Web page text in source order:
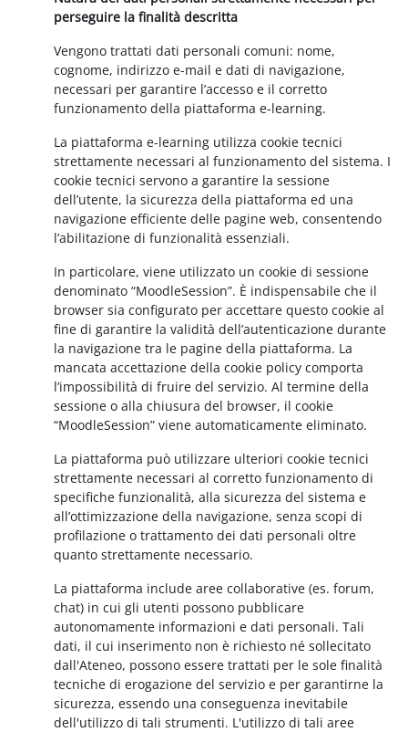
perseguire la finalità descritta
Vengono trattati dati personali comuni: nome,
cognome, indirizzo e-mail e dati di navigazione,
necessari per garantire l’accesso e il corretto
funzionamento della piattaforma e-learning.
La piattaforma e-learning utilizza cookie tecnici
strettamente necessari al funzionamento del sistema. I
cookie tecnici servono a garantire la sessione
dell’utente, la sicurezza della piattaforma ed una
navigazione efficiente delle pagine web, consentendo
l’abilitazione di funzionalità essenziali.
In particolare, viene utilizzato un cookie di sessione
denominato “MoodleSession”. È indispensabile che il
browser sia configurato per accettare questo cookie al
fine di garantire la validità dell’autenticazione durante
la navigazione tra le pagine della piattaforma. La
mancata accettazione della cookie policy comporta
l’impossibilità di fruire del servizio. Al termine della
sessione o alla chiusura del browser, il cookie
“MoodleSession” viene automaticamente eliminato.
La piattaforma può utilizzare ulteriori cookie tecnici
strettamente necessari al corretto funzionamento di
specifiche funzionalità, alla sicurezza del sistema e
all’ottimizzazione della navigazione, senza scopi di
profilazione o trattamento dei dati personali oltre
quanto strettamente necessario.
La piattaforma include aree collaborative (es. forum,
chat) in cui gli utenti possono pubblicare
autonomamente informazioni e dati personali. Tali
dati, il cui inserimento non è richiesto né sollecitato
dall'Ateneo, possono essere trattati per le sole finalità
tecniche di erogazione del servizio e per garantirne la
sicurezza, essendo una conseguenza inevitabile
dell'utilizzo di tali strumenti. L'utilizzo di tali aree